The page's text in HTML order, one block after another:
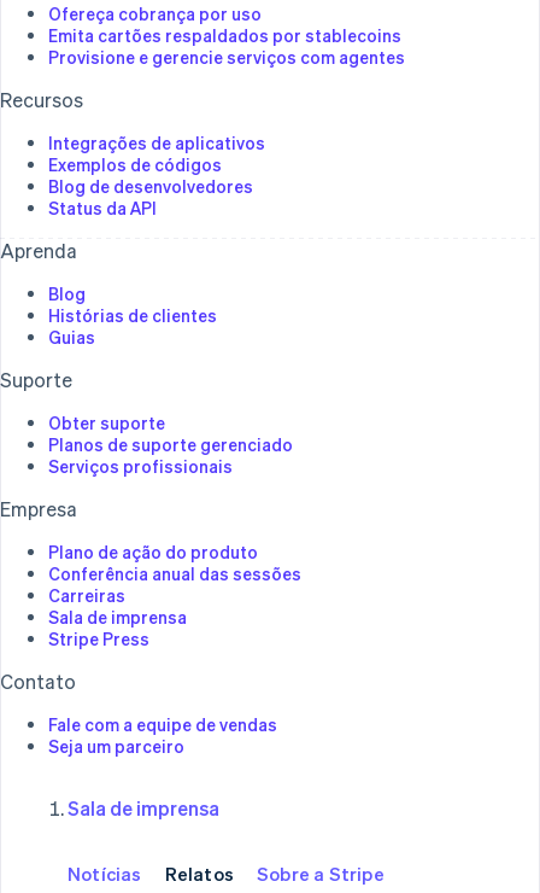
Ofereça cobrança por uso
Emita cartões respaldados por stablecoins
Provisione e gerencie serviços com agentes
Recursos
Integrações de aplicativos
Exemplos de códigos
Blog de desenvolvedores
Status da API
Aprenda
Blog
Histórias de clientes
Guias
Suporte​
Obter suporte
Planos de suporte gerenciado
Serviços profissionais
Empresa
Plano de ação do produto
Conferência anual das sessões
Carreiras
Sala de imprensa
Stripe Press
Contato
Fale com a equipe de vendas
Seja um parceiro
Sala de imprensa
Notícias Relatos Sobre a Stripe